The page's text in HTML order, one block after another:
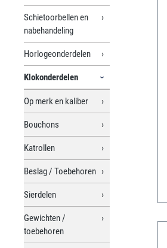
Schietoorbellen en
nabehandeling
Horlogeonderdelen
Klokonderdelen
Op merk en kaliber
Bouchons
Katrollen
Beslag / Toebehoren
Sierdelen
Gewichten /
toebehoren